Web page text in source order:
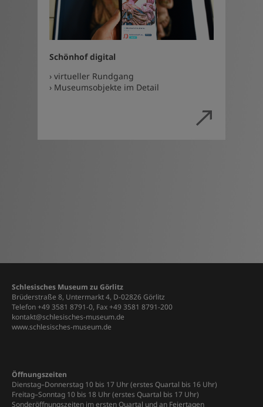
Schönhof digital
› virtueller Rundgang
› Museumsobjekte im Detail
Schlesisches Museum zu Görlitz
Brüderstraße 8, Untermarkt 4, D-02826 Görlitz
Telefon +49 3581 8791-0, Fax +49 3581 8791-200
kontakt@schlesisches-museum.de
www.schlesisches-museum.de
Öffnungszeiten
Dienstag–Donnerstag 10 bis 17 Uhr (erstes Quartal bis 16 Uhr)
Freitag–Sonntag 10 bis 18 Uhr (erstes Quartal bis 17 Uhr)
Sonderöffnungszeiten im ersten Quartal und an Feiertagen